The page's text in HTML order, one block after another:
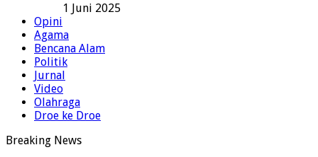
1 Juni 2025
Opini
Agama
Bencana Alam
Politik
Jurnal
Video
Olahraga
Droe ke Droe
Breaking News